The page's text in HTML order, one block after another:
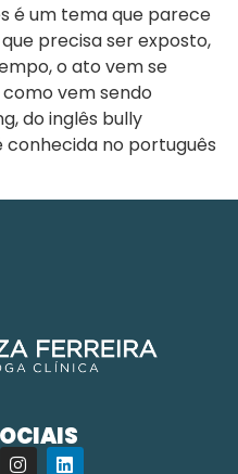
é um tema que parece
precisa ser exposto,
o ato vem se
vem sendo
do inglês bully
no português